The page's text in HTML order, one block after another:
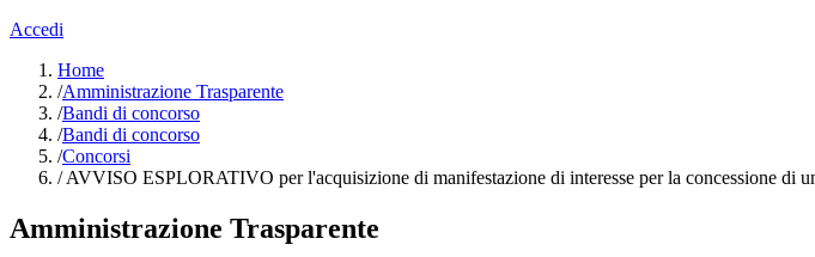
Accedi
Home
/Amministrazione Trasparente
/Bandi di concorso
/Bandi di concorso
/Concorsi
/AVVISO ESPLORATIVO per l'acquisizione di manifestazione di interesse per la concessione di
Amministrazione Trasparente